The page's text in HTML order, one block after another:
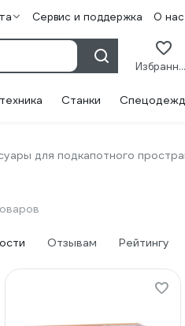
Сервис и поддержка О нас
Избранное
Станки
для подкапотного
Отзывам Рейтингу